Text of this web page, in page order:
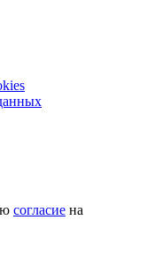
согласие на